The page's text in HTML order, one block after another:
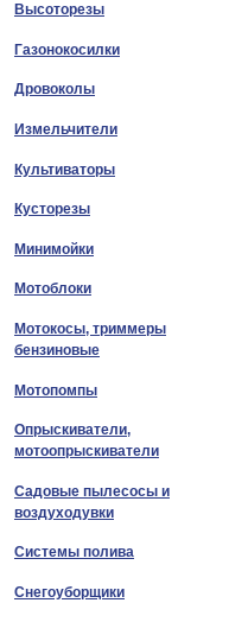
Высоторезы
Газонокосилки
Дровоколы
Измельчители
Культиваторы
Кусторезы
Минимойки
Мотоблоки
Мотокосы, триммеры
бензиновые
Мотопомпы
Опрыскиватели,
мотоопрыскиватели
Садовые пылесосы и
воздуходувки
Системы полива
Снегоуборщики